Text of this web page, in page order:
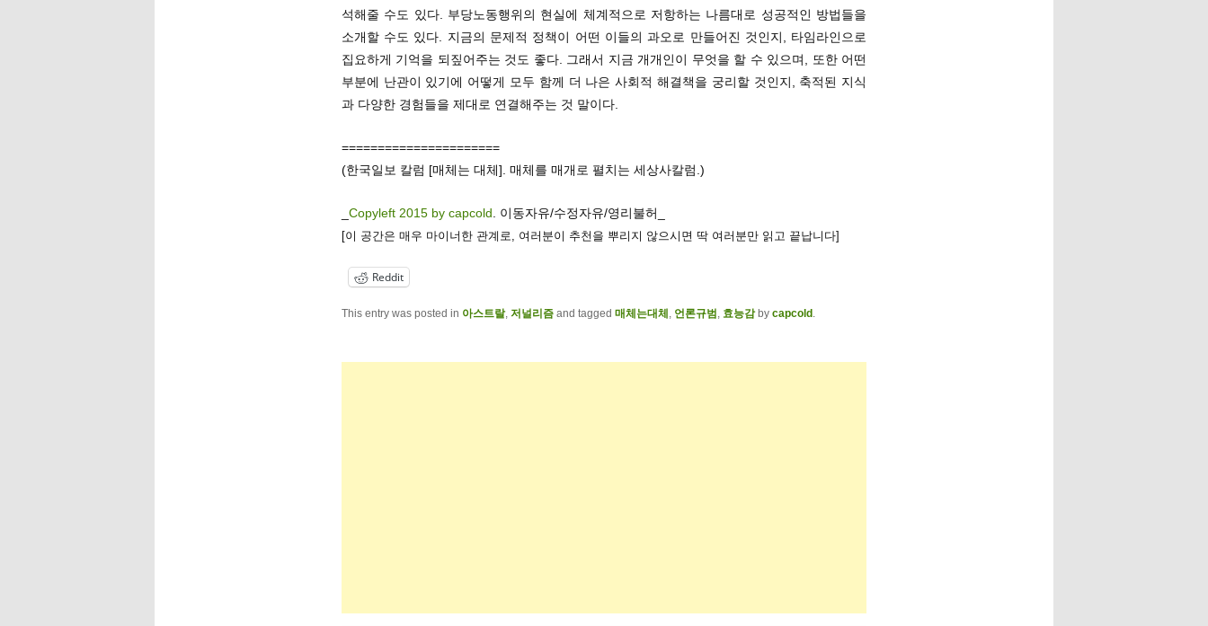
석해줄 수도 있다. 부당노동행위의 현실에 체계적으로 저항하는 나름대로 성공적인 방법들을
소개할 수도 있다. 지금의 문제적 정책이 어떤 이들의 과오로 만들어진 것인지, 타임라인으로
집요하게 기억을 되짚어주는 것도 좋다. 그래서 지금 개개인이 무엇을 할 수 있으며, 또한 어떤
부분에 난관이 있기에 어떻게 모두 함께 더 나은 사회적 해결책을 궁리할 것인지, 축적된 지식
과 다양한 경험들을 제대로 연결해주는 것 말이다.
======================
(한국일보 칼럼 [매체는 대체]. 매체를 매개로 펼치는 세상사칼럼.)
Copyleft 2015 by capcold . 이동자유/수정자유/영리불허_
[이 공간은 매우 마이너한 관계로, 여러분이 추천을 뿌리지 않으시면 딱 여러분만 읽고 끝납니다]
Reddit
This entry was posted in 아스트랄, 저널리즘and tagged 매체는대체 , 언론규범 , 효능감by capcold .